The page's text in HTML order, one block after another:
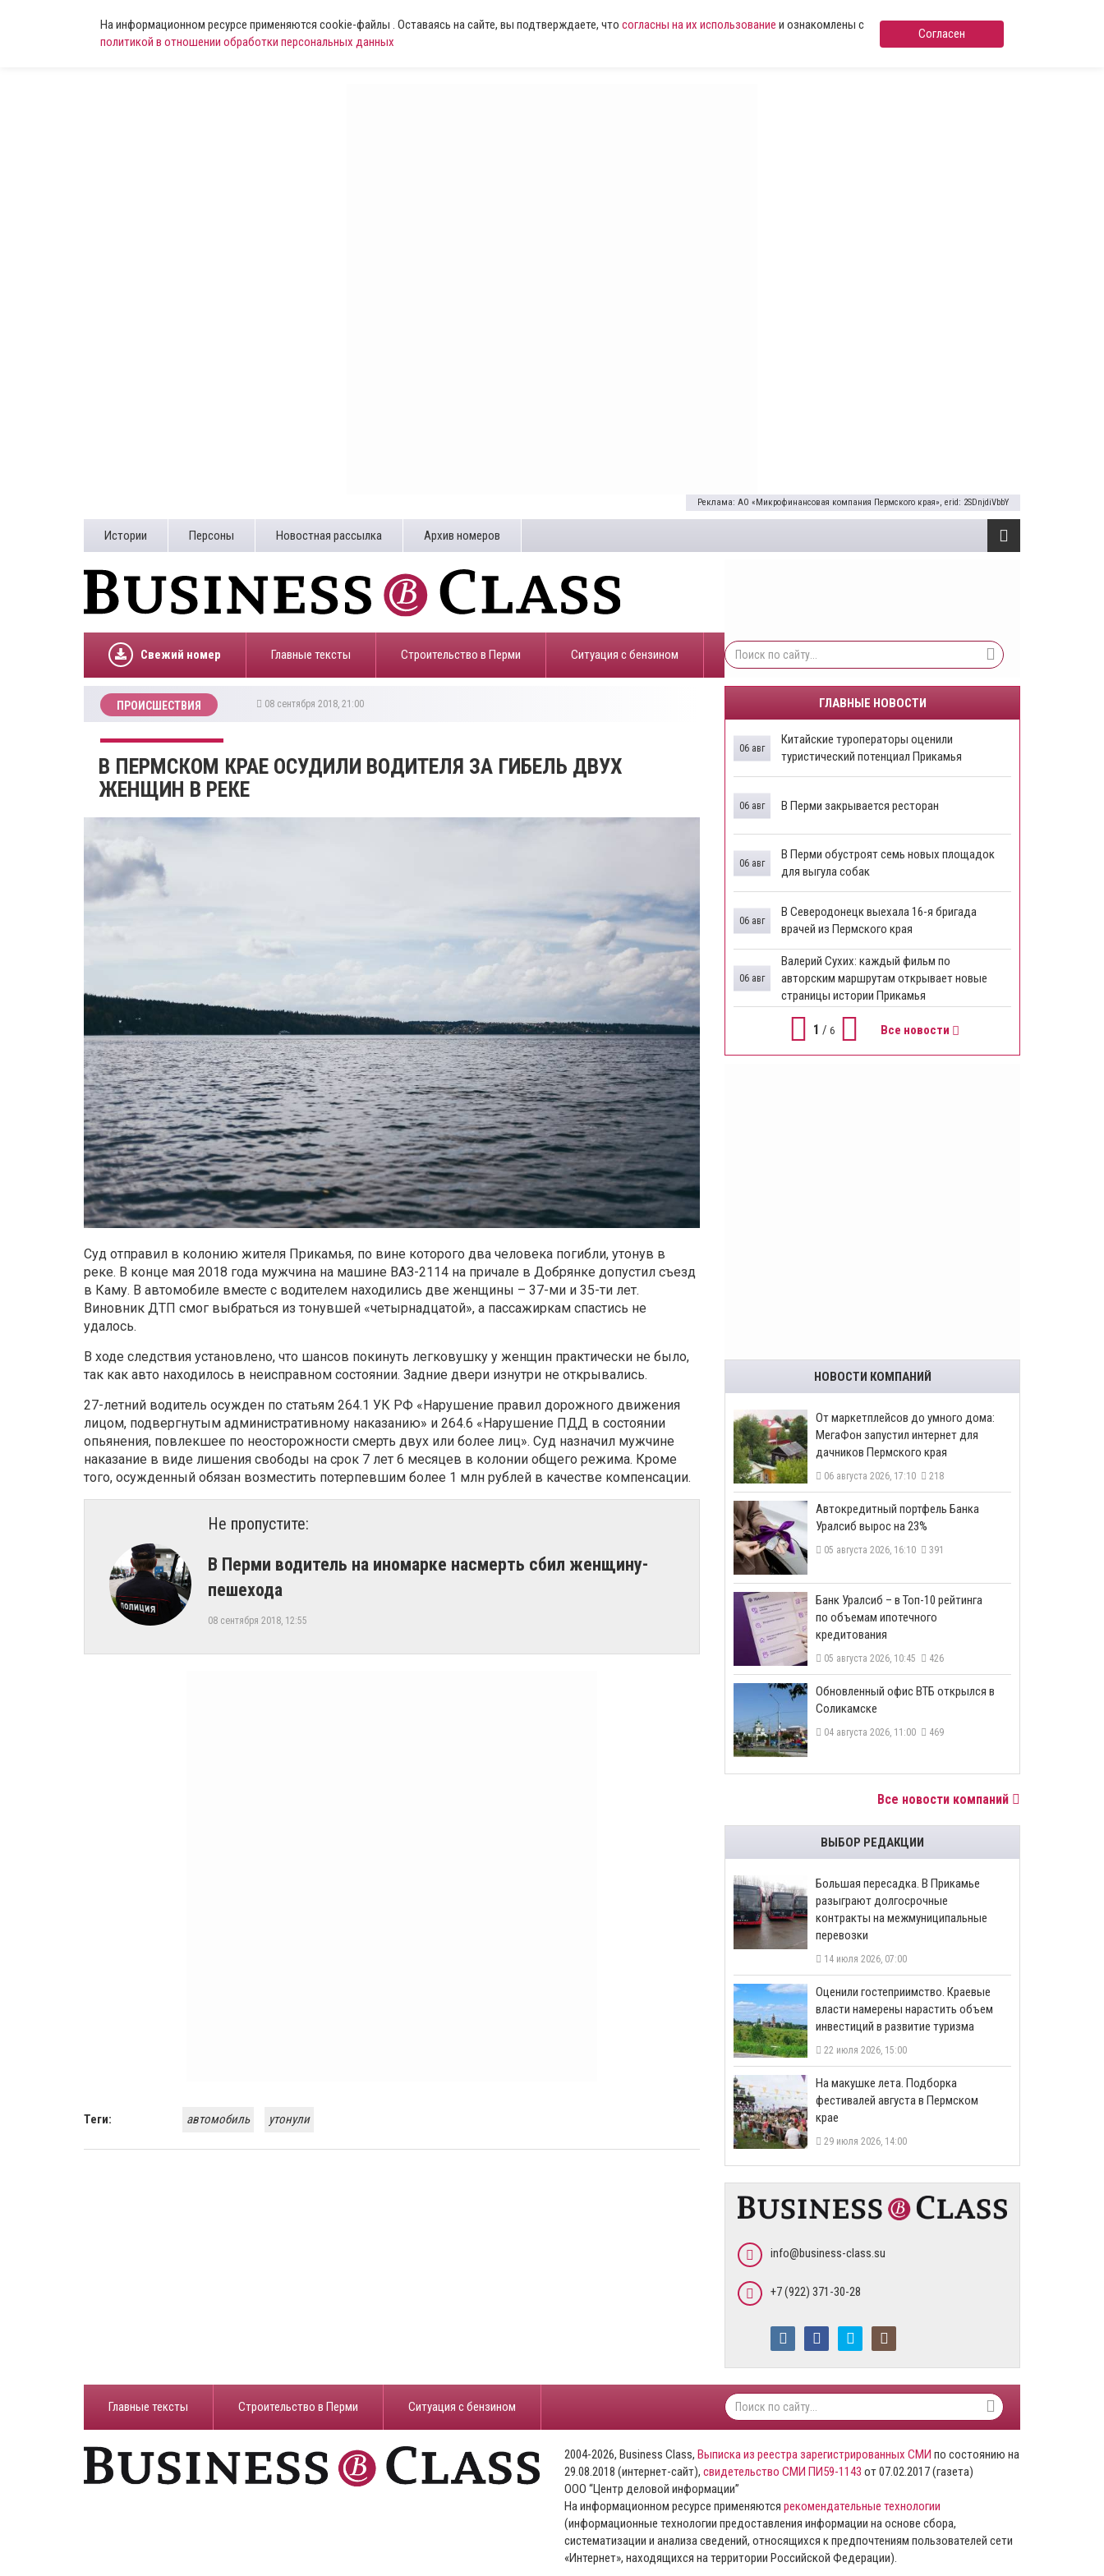
На информационном ресурсе применяются cookie-файлы . Оставаясь на сайте, вы подтверждаете, что согласны на их использование и ознакомлены с
политикой в отношении обработки персональных данных
Согласен
Реклама: АО «Микрофинансовая компания Пермского края», erid: 2SDnjdiVbbY
Истории Персоны Новостная рассылка Архив номеров
Свежий номер Главные тексты Строительство в Перми ​Ситуация с бензином
ПРОИСШЕСТВИЯ 08 сентября 2018, 21:00
В ПЕРМСКОМ КРАЕ ОСУДИЛИ ВОДИТЕЛЯ ЗА ГИБЕЛЬ ДВУХ
ЖЕНЩИН В РЕКЕ
Суд отправил в колонию жителя Прикамья, по вине которого два человека погибли, утонув в
реке. В конце мая 2018 года мужчина на машине ВАЗ-2114 на причале в Добрянке допустил съезд
в Каму. В автомобиле вместе с водителем находились две женщины – 37-ми и 35-ти лет.
Виновник ДТП смог выбраться из тонувшей «четырнадцатой», а пассажиркам спастись не
удалось.
В ходе следствия установлено, что шансов покинуть легковушку у женщин практически не было,
так как авто находилось в неисправном состоянии. Задние двери изнутри не открывались.
27-летний водитель осужден по статьям 264.1 УК РФ «Нарушение правил дорожного движения
лицом, подвергнутым административному наказанию» и 264.6 «Нарушение ПДД в состоянии
опьянения, повлекшее по неосторожности смерть двух или более лиц». Суд назначил мужчине
наказание в виде лишения свободы на срок 7 лет 6 месяцев в колонии общего режима. Кроме
того, осужденный обязан возместить потерпевшим более 1 млн рублей в качестве компенсации.
Не пропустите:
В Перми водитель на иномарке насмерть сбил женщину-
пешехода
08 сентября 2018, 12:55
Теги: автомобиль утонули
ГЛАВНЫЕ НОВОСТИ
Китайские туроператоры оценили
туристический потенциал Прикамья
06 авг
В Перми закрывается ресторан
06 авг
​В Перми обустроят семь новых площадок
для выгула собак
06 авг
В Северодонецк выехала 16-я бригада
врачей из Пермского края
06 авг
​Валерий Сухих: каждый фильм по
авторским маршрутам открывает новые
страницы истории Прикамья
06 авг
1 / 6 Все новости
НОВОСТИ КОМПАНИЙ
От маркетплейсов до умного дома:
МегаФон запустил интернет для
дачников Пермского края
06 августа 2026, 17:10 218
​Автокредитный портфель Банка
Уралсиб вырос на 23%
05 августа 2026, 16:10 391
​Банк Уралсиб – в Топ-10 рейтинга
по объемам ипотечного
кредитования
05 августа 2026, 10:45 426
​Обновленный офис ВТБ открылся в
Соликамске
04 августа 2026, 11:00 469
Все новости компаний
ВЫБОР РЕДАКЦИИ
Большая пересадка. В Прикамье
разыграют долгосрочные
контракты на межмуниципальные
перевозки
14 июля 2026, 07:00
Оценили гостеприимство. Краевые
власти намерены нарастить объем
инвестиций в развитие туризма
22 июля 2026, 15:00
На макушке лета. Подборка
фестивалей августа в Пермском
крае
29 июля 2026, 14:00
info@business-class.su
+7 (922) 371-30-28
Главные тексты Строительство в Перми ​Ситуация с бензином
2004-2026, Business Class, Выписка из реестра зарегистрированных СМИ по состоянию на
29.08.2018 (интернет-сайт), свидетельство СМИ ПИ59-1143 от 07.02.2017 (газета)
ООО “Центр деловой информации”
На информационном ресурсе применяются рекомендательные технологии
(информационные технологии предоставления информации на основе сбора,
систематизации и анализа сведений, относящихся к предпочтениям пользователей сети
«Интернет», находящихся на территории Российской Федерации).